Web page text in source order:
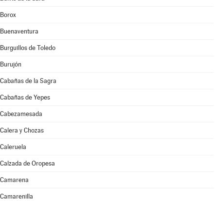
Borox
Buenaventura
Burguillos de Toledo
Burujón
Cabañas de la Sagra
Cabañas de Yepes
Cabezamesada
Calera y Chozas
Caleruela
Calzada de Oropesa
Camarena
Camarenilla